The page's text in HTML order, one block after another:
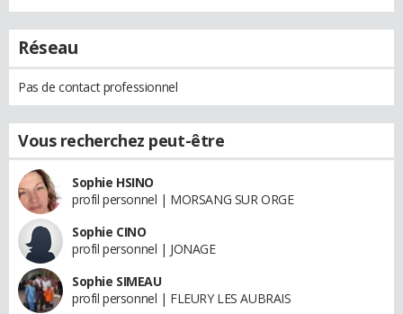
Réseau
Pas de contact professionnel
Vous recherchez peut-être
Sophie HSINO
profil personnel | MORSANG SUR ORGE
Sophie CINO
profil personnel | JONAGE
Sophie SIMEAU
profil personnel | FLEURY LES AUBRAIS